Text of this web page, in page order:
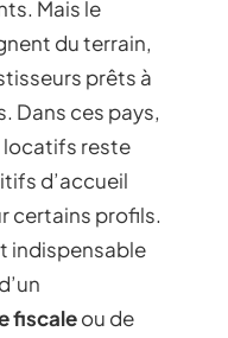
Mais le
du terrain,
prêts à
Dans ces pays,
locatifs reste
d’accueil
certains profils.
indispensable
fiscaleou de